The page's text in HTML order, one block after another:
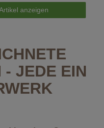
anzeigen
- JEDE EIN